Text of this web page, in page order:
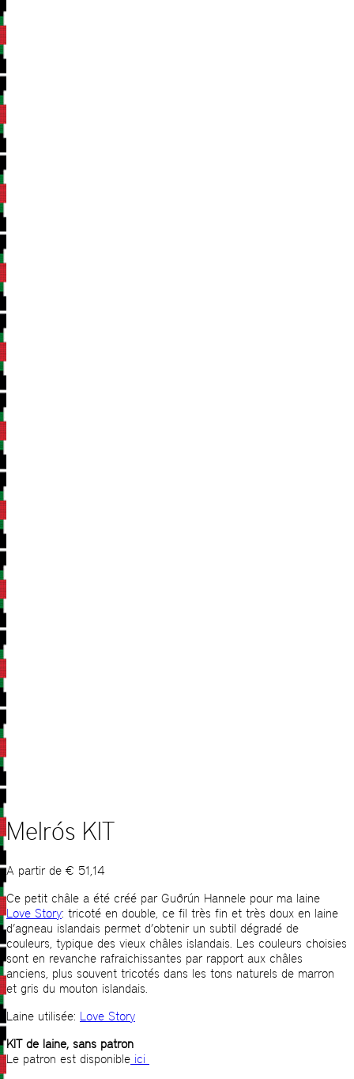
Melrós KIT
A partir de € 51,14
Ce petit châle a été créé par Guðrún Hannele pour ma laine
Love Story: tricoté en double, ce fil très fin et très doux en laine
d’agneau islandais permet d’obtenir un subtil dégradé de
couleurs, typique des vieux châles islandais. Les couleurs choisies
sont en revanche rafraichissantes par rapport aux châles
anciens, plus souvent tricotés dans les tons naturels de marron
et gris du mouton islandais.
Laine utilisée: Love Story
KIT de laine, sans patron
Le patron est disponible ici